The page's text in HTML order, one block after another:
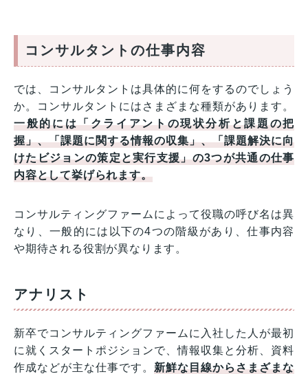
コンサルタントの仕事内容
では、コンサルタントは具体的に何をするのでしょう
か。コンサルタントにはさまざまな種類があります。
一般的には「クライアントの現状分析と課題の把
握」、「課題に関する情報の収集」、「課題解決に向
けたビジョンの策定と実行支援」の3つが共通の仕事
内容として挙げられます。
コンサルティングファームによって役職の呼び名は異
なり、一般的には以下の4つの階級があり、仕事内容
や期待される役割が異なります。
アナリスト
新卒でコンサルティングファームに入社した人が最初
に就くスタートポジションで、情報収集と分析、資料
作成などが主な仕事です。新鮮な目線からさまざまな